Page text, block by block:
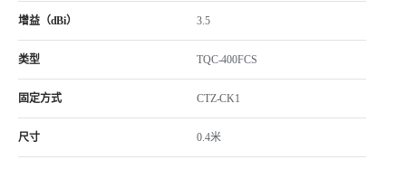
增益（dBi） 3.5
类型 TQC-400FCS
固定方式 CTZ-CK1
尺寸 0.4米